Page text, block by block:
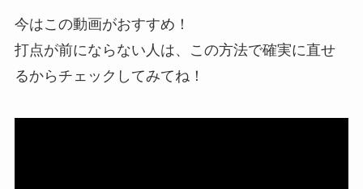
今はこの動画がおすすめ！
打点が前にならない人は、この方法で確実に直せ
るからチェックしてみてね！